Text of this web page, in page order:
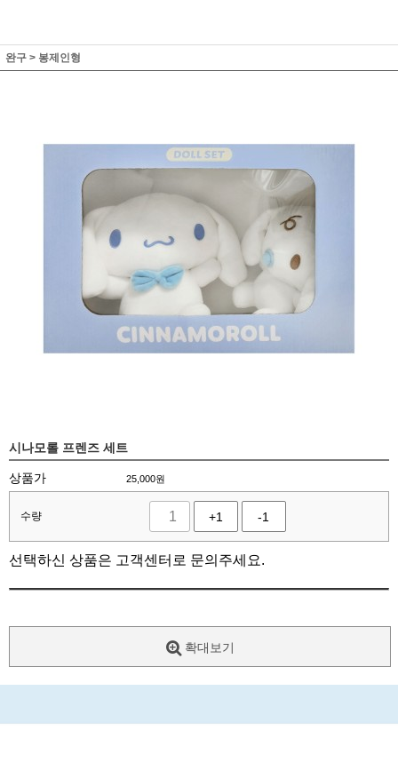
완구 > 봉제인형
시나모롤 프렌즈 세트
상품가 25,000원
수량 +1 -1
선택하신 상품은 고객센터로 문의주세요.
확대보기